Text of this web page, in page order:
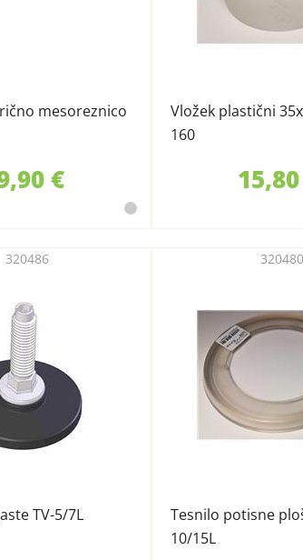
mesoreznico
€
Vložek plastični
160
TV-5/7L
320486
Tesnilo potisne
10/15L
320480